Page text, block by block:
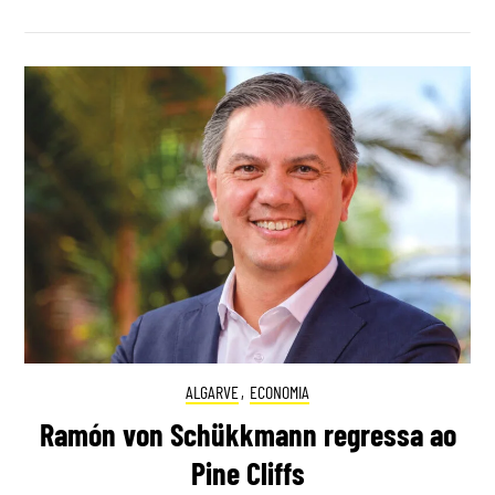
ALGARVE, ECONOMIA
Ramón von Schükkmann regressa ao
Pine Cliffs